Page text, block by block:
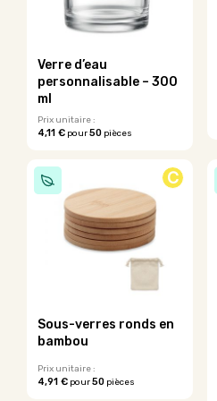
peuvent
sur
page
produit
Verre d’eau
personnalisable – 300
ml
Prix unitaire :
4,11 € pour50 pièces
C
Sous-verres ronds en
bambou
Prix unitaire :
4,91 € pour50 pièces